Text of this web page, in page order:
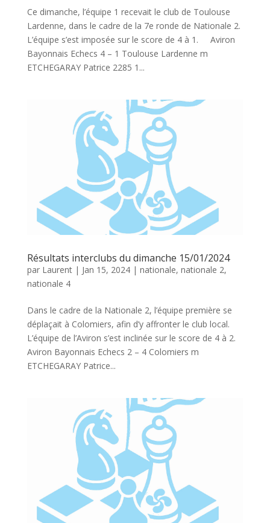
Ce dimanche, l’équipe 1 recevait le club de Toulouse
Lardenne, dans le cadre de la 7e ronde de Nationale 2.
L’équipe s’est imposée sur le score de 4 à 1. Aviron
Bayonnais Echecs 4 – 1 Toulouse Lardenne m
ETCHEGARAY Patrice 2285 1...
Résultats interclubs du dimanche 15/01/2024
par Laurent| Jan 15, 2024| nationale, nationale 2,
nationale 4
Dans le cadre de la Nationale 2, l’équipe première se
déplaçait à Colomiers, afin d’y affronter le club local.
L’équipe de l’Aviron s’est inclinée sur le score de 4 à 2.
Aviron Bayonnais Echecs 2 – 4 Colomiers m
ETCHEGARAY Patrice...